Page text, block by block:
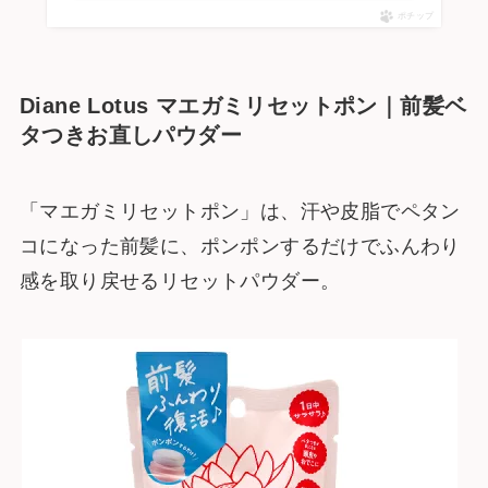
ポチップ
Diane Lotus マエガミリセットポン｜前髪ベ
タつきお直しパウダー
「マエガミリセットポン」は、汗や皮脂でペタン
コになった前髪に、ポンポンするだけでふんわり
感を取り戻せるリセットパウダー。